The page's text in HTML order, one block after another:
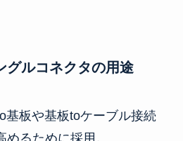
グルコネクタの用途
基板や基板toケーブル接続